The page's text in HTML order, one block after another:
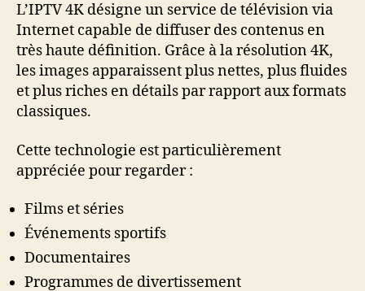
L’IPTV 4K désigne un service de télévision via
Internet capable de diffuser des contenus en
très haute définition. Grâce à la résolution 4K,
les images apparaissent plus nettes, plus fluides
et plus riches en détails par rapport aux formats
classiques.
Cette technologie est particulièrement
appréciée pour regarder :
Films et séries
Événements sportifs
Documentaires
Programmes de divertissement